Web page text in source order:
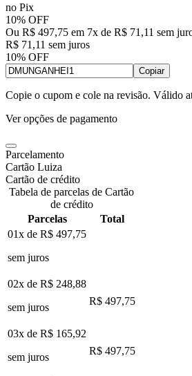
no Pix
10% OFF
Ou R$ 497,75 em 7x de R$ 71,11 sem
R$ 71,11 sem juros
10% OFF
Copiar
Copie o cupom e cole na revisão. Válido
Ver opções de pagamento
Parcelamento
Cartão Luiza
Cartão de crédito
Tabela de parcelas de Cartão
de crédito
Parcelas
Total
01x de R$ 497,75
sem juros
02x de R$ 248,88
sem juros
R$ 497,75
03x de R$ 165,92
sem juros
R$ 497,75